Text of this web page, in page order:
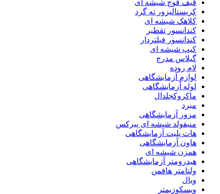
قیف قوچ شیشه ای
کریستالیزور ته گرد
کلاهک شیشه ای
کندانسور تقطیر
کندانسور فیلتردار
کیپ شیشه ای
گیلاس مدرج
لام روده
لوازم آزمایشگاهی
لوله آزمایشگاهی
ماکروکجلدال
مبرد
مزور آزمایشگاهی
منیفولد شیشه ای پیرکس
هات پلیت آزمایشگاهی
هاون آزمایشگاهی
همزن شیشه ای
هیدرومتر آزمایشگاهی
ولتامتر هافمن
ویال
ویسکوزیمتر